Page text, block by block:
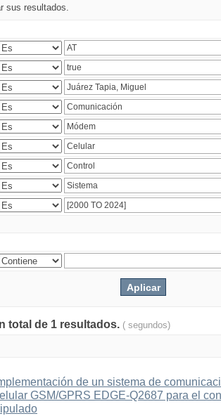
sus resultados.
total de 1 resultados. ( segundos)
de un sistema de
GSM/GPRS EDGE-Q2687 para el